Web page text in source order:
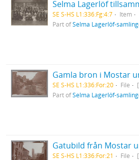
SE S-HS L1:336:Fg:4:7
Item
Part ofSelma Lagerlöf-
SE S-HS L1:336:For:20 File
Part ofSelma Lagerlöf-
SE S-HS L1:336:For:21 File